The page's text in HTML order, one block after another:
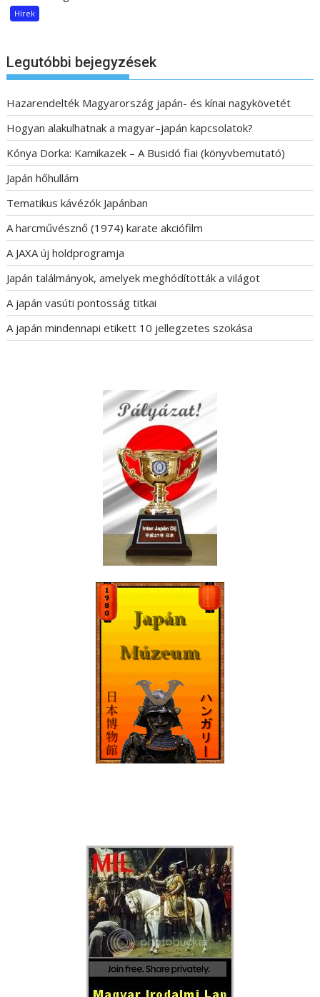
Hírek
Legutóbbi bejegyzések
Hazarendelték Magyarország japán- és kínai nagykövetét
Hogyan alakulhatnak a magyar–japán kapcsolatok?
Kónya Dorka: Kamikazek – A Busidó fiai (könyvbemutató)
Japán hőhullám
Tematikus kávézók Japánban
A harcművésznő (1974) karate akciófilm
A JAXA új holdprogramja
Japán találmányok, amelyek meghódították a világot
A japán vasúti pontosság titkai
A japán mindennapi etikett 10 jellegzetes szokása